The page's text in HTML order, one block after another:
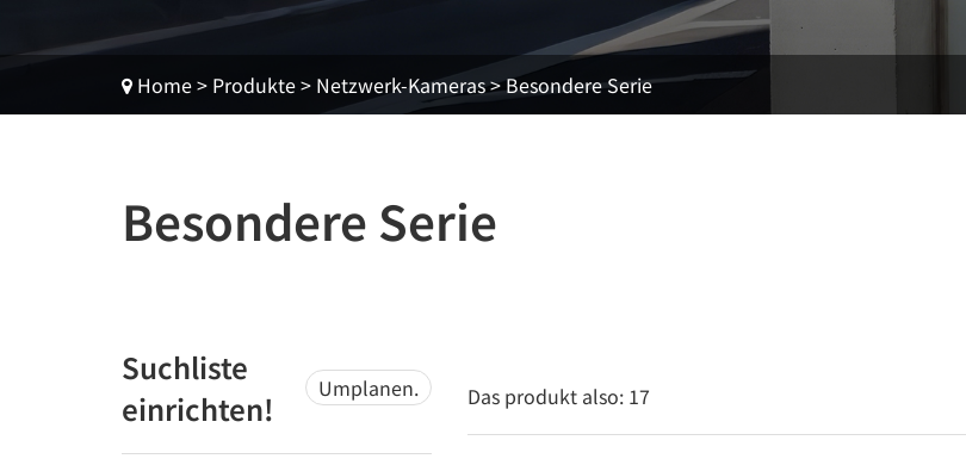
Home> Produkte> Netzwerk-Kameras>Besondere Serie
Besondere Serie
Suchliste
einrichten!
Umplanen. Das produkt also: 17